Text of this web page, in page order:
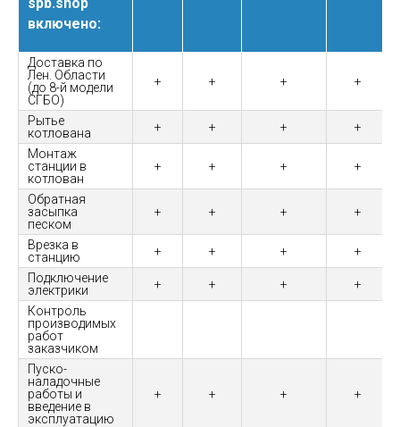
включено:
Доставка по
Лен. Области
(до 8-й модели
СГБО)
+ + + +
Рытье
котлована
+ + +
+
Монтаж
станции в
котлован
+ + + +
Обратная
засыпка
песком
+ + + +
Врезка в
станцию
+ + +
+
Подключение
электрики
+ + +
+
Контроль
производимых
работ
заказчиком
Пуско-
наладочные
работы и
введение в
эксплуатацию
+ + + +